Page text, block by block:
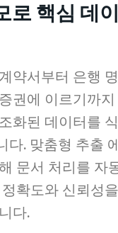
로 핵심 데
약서부터 은행
권에 이르기까
화된 데이터를
다. 맞춤형 추출
문서 처리를 자
확도와 신뢰성
다.